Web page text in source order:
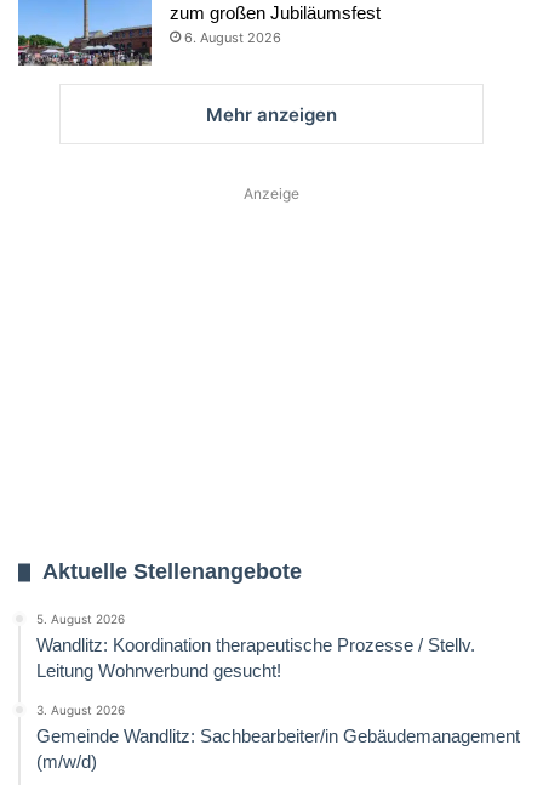
zum großen Jubiläumsfest
6. August 2026
Mehr anzeigen
Anzeige
Aktuelle Stellenangebote
5. August 2026
Wandlitz: Koordination therapeutische Prozesse / Stellv.
Leitung Wohnverbund gesucht!
3. August 2026
Gemeinde Wandlitz: Sachbearbeiter/in Gebäudemanagement
(m/w/d)